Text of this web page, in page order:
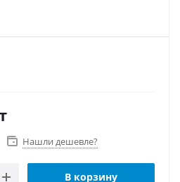
Нашли дешевле?
В корзину